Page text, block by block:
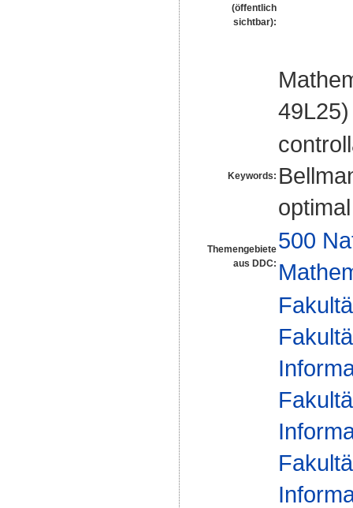
(öffentlich
sichtbar):
49L25)
Keywords:
Themengebiete
aus DDC:
500